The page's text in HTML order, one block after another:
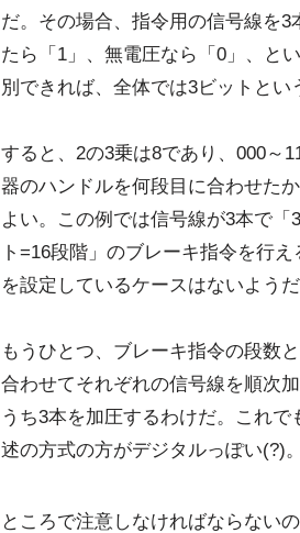
だ。その場合、指令用の信号線を
たら「1」、無電圧なら「0」、と
別できれば、全体では3ビットとい
すると、2の3乗は8であり、000～
器のハンドルを何段目に合わせた
よい。この例では信号線が3本で
ト=16段階」のブレーキ指令を行
を設定しているケースはないようだ
もうひとつ、ブレーキ指令の段数
合わせてそれぞれの信号線を順次
うち3本を加圧するわけだ。これ
述の方式の方がデジタルっぽい(?)。
ところで注意しなければならない